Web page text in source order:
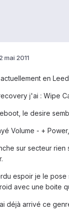
2 mai 2011
en
j'ai : Wipe
le desire
Volume - +
sur secteur rien
espoir je le pose
avec une boite
déjà arrivé ce